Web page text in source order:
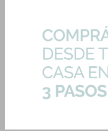
Grifería
Bronce Cepil...
Art: 1570WR-BB-LAV-
U$S
-
257.89